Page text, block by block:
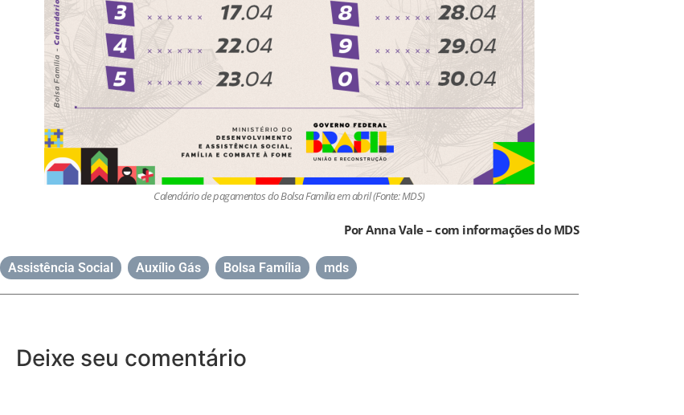
Calendário de pagamentos do Bolsa Família em abril (Fonte: MDS)
Por Anna Vale – com informações do MDS
Assistência Social Auxílio Gás Bolsa Família mds
Deixe seu comentário